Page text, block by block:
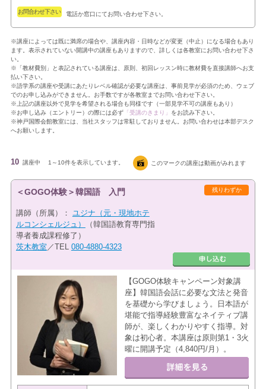
お問合わせ下さい 電話か窓口にてお問い合わせ下さい。
※講座によっては既に満席の場合や、講座内容・日時などが変更（中止）になる場合もあり
ます。表示されていない開講中の講座もありますので、詳しくは各教室にお問い合わせ下さ
い。
※「教材費別」と表記されている講座は、原則、初回レッスン時に教材費を直接講師へお支
払い下さい。
※語学系の講座や受講にあたりレベル確認が必要な講座は、事前見学が必須のため、ウェブ
でのお申し込みができません。お手数ですが各教室までお問い合わせ下さい。
※上記の講座以外で見学を希望される場合も同様です（一部見学不可の講座もあり）
※お申し込み（エントリー）の際には必ず「受講のきまり」 をお読み下さい。
※神戸国際会館教室には、当社スタッフは常駐しておりません。お問い合わせは本部デスク
へお願いします。
10 講座中 1～10件を表示しています。 このマークの講座は動画がみれます
残りわずか
＜GOGO体験＞韓国語 入門
講師（所属）： ユジナ（元・現地ホテ
ルコンシェルジュ）
（韓国語教育専門指
導者養成課程修了）
茨木教室 ／TEL 080-4880-4323
【GOGO体験キャンペーン対象講
座】韓国語会話に必要な文法と発音
を基礎から学びましょう。日本語が
堪能で指導経験豊富なネイティブ講
師が、楽しくわかりやすく指導。対
象は初心者。本講座は原則第1・3火
曜に開講予定（4,840円/月）。